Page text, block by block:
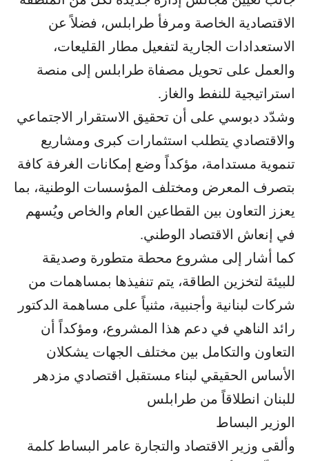
الاقتصادية الخاصة ومرفأ طرابلس، فضلاً عن
الاستعدادات الجارية لتفعيل مطار القليعات،
والعمل على تحويل مصفاة طرابلس إلى منصة
استراتيجية للنفط والغاز.
وشدّد دبوسي على أن تحقيق الاستقرار الاجتماعي
والاقتصادي يتطلب استثمارات كبرى ومشاريع
تنموية مستدامة، مؤكداً وضع إمكانات الغرفة كافة
بتصرف المعرض ومختلف المؤسسات الوطنية، بما
يعزز التعاون بين القطاعين العام والخاص ويُسهم
في إنعاش الاقتصاد الوطني.
كما أشار إلى مشروع محطة متطورة وصديقة
للبيئة لتخزين الطاقة، يتم تنفيذها بمساهمات من
شركات لبنانية وأجنبية، مثنياً على مساهمة الدكتور
رائد الناهي في دعم هذا المشروع، ومؤكداً أن
التعاون والتكامل بين مختلف الجهات يشكلان
الأساس الحقيقي لبناء مستقبل اقتصادي مزدهر
للبنان انطلاقاً من طرابلس
الوزير البساط
وألقى وزير الاقتصاد والتجارة عامر البساط كلمة